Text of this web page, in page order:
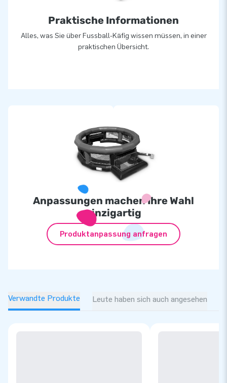
Praktische Informationen
Alles, was Sie über Fussball-Käfig wissen müssen, in einer
praktischen Übersicht.
Anpassungen machen Ihre Wahl
einzigartig
Produktanpassung anfragen
Verwandte Produkte Leute haben sich auch angesehen